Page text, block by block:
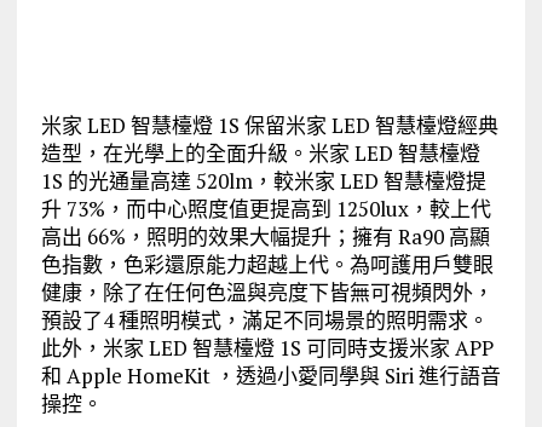
米家 LED 智慧檯燈 1S 保留米家 LED 智慧檯燈經典
造型，在光學上的全面升級。米家 LED 智慧檯燈
1S 的光通量高達 520lm，較米家 LED 智慧檯燈提
升 73%，而中心照度值更提高到 1250lux，較上代
高出 66%，照明的效果大幅提升；擁有 Ra90 高顯
色指數，色彩還原能力超越上代。為呵護用戶雙眼
健康，除了在任何色溫與亮度下皆無可視頻閃外，
預設了4 種照明模式，滿足不同場景的照明需求。
此外，米家 LED 智慧檯燈 1S 可同時支援米家 APP
和 Apple HomeKit ，透過小愛同學與 Siri 進行語音
操控。